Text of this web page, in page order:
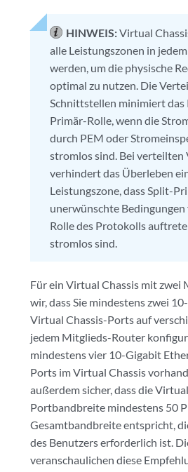
HINWEIS:Virtual
alle Leistungszonen in
werden, um die physische
optimal zu nutzen. Die
Schnittstellen minimiert das
Primär-Rolle, wenn die
durch PEM oder
stromlos sind. Bei
verhindert das Überleben
Leistungszone, dass Split-
unerwünschte
Rolle des Protokolls
stromlos sind.
Für ein Virtual Chassis mit zwei
wir, dass Sie mindestens zwei
Virtual Chassis-Ports auf
jedem Mitglieds-Router
mindestens vier 10-Gigabit
Ports im Virtual Chassis
außerdem sicher, dass die
Portbandbreite mindestens 50
Gesamtbandbreite entspricht,
des Benutzers erforderlich ist.
veranschaulichen diese